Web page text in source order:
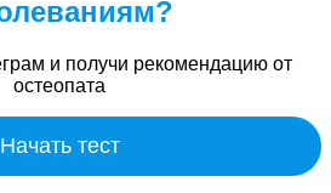
и получи рекомендацию от
остеопата
Начать тест